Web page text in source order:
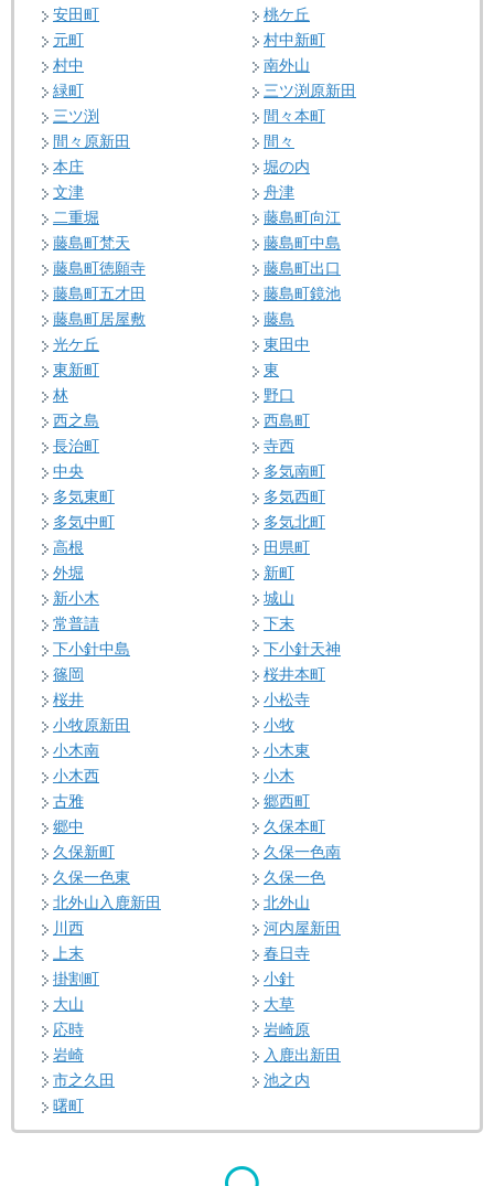
安田町
桃ケ丘
元町
村中新町
村中
南外山
緑町
三ツ渕原新田
三ツ渕
間々本町
間々原新田
間々
本庄
堀の内
文津
舟津
二重堀
藤島町向江
藤島町梵天
藤島町中島
藤島町徳願寺
藤島町出口
藤島町五才田
藤島町鏡池
藤島町居屋敷
藤島
光ケ丘
東田中
東新町
東
林
野口
西之島
西島町
長治町
寺西
中央
多気南町
多気東町
多気西町
多気中町
多気北町
高根
田県町
外堀
新町
新小木
城山
常普請
下末
下小針中島
下小針天神
篠岡
桜井本町
桜井
小松寺
小牧原新田
小牧
小木南
小木東
小木西
小木
古雅
郷西町
郷中
久保本町
久保新町
久保一色南
久保一色東
久保一色
北外山入鹿新田
北外山
川西
河内屋新田
上末
春日寺
掛割町
小針
大山
大草
応時
岩崎原
岩崎
入鹿出新田
市之久田
池之内
曙町